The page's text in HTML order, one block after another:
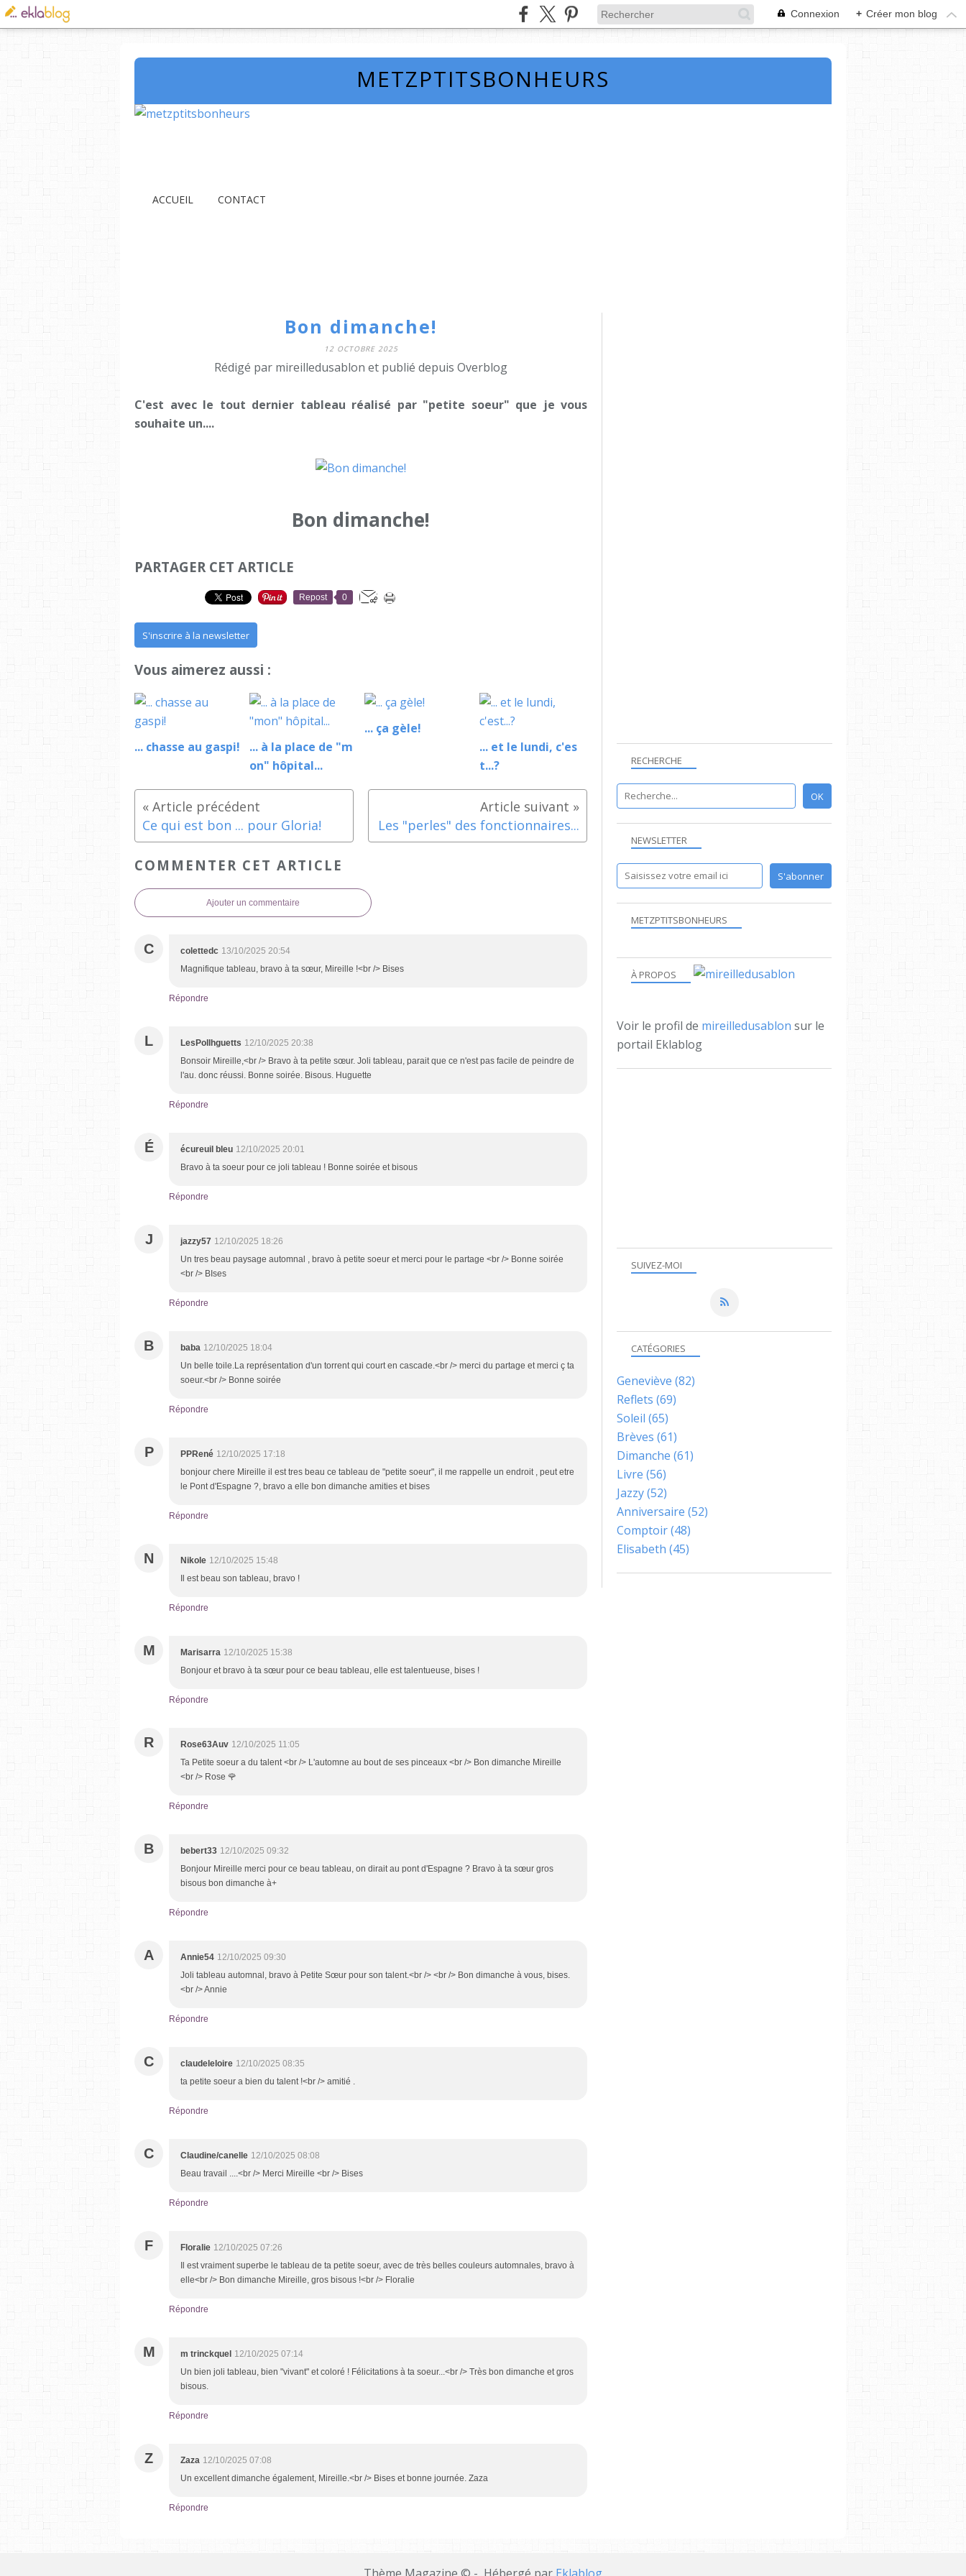
Connexion + Créer mon blog
METZPTITSBONHEURS
ACCUEIL CONTACT
Bon dimanche!
12 OCTOBRE 2025
Rédigé par mireilledusablon et publié depuis Overblog
C'est avec le tout dernier tableau réalisé par "petite soeur" que je vous
souhaite un....
Bon dimanche!
PARTAGER CET ARTICLE
Repost 0
S'inscrire à la newsletter
Vous aimerez aussi :
... chasse au gaspi!
... à la place de "m
on" hôpital...
... ça gèle!
... et le lundi, c'es
t...?
Ce qui est bon ... pour Gloria! Les "perles" des fonctionnaires...
COMMENTER CET ARTICLE
Ajouter un commentaire
C colettedc 13/10/2025 20:54
Magnifique tableau, bravo à ta sœur, Mireille !<br /> Bises
Répondre
L LesPollhguetts 12/10/2025 20:38
Bonsoir Mireille,<br /> Bravo à ta petite sœur. Joli tableau, parait que ce n'est pas facile de peindre de
l'au. donc réussi. Bonne soirée. Bisous. Huguette
Répondre
É écureuil bleu 12/10/2025 20:01
Bravo à ta soeur pour ce joli tableau ! Bonne soirée et bisous
Répondre
J jazzy57 12/10/2025 18:26
Un tres beau paysage automnal , bravo à petite soeur et merci pour le partage <br /> Bonne soirée
<br /> BIses
Répondre
B baba 12/10/2025 18:04
Un belle toile.La représentation d'un torrent qui court en cascade.<br /> merci du partage et merci ç ta
soeur.<br /> Bonne soirée
Répondre
P PPRené 12/10/2025 17:18
bonjour chere Mireille il est tres beau ce tableau de "petite soeur", il me rappelle un endroit , peut etre
le Pont d'Espagne ?, bravo a elle bon dimanche amities et bises
Répondre
N Nikole 12/10/2025 15:48
Il est beau son tableau, bravo !
Répondre
M Marisarra 12/10/2025 15:38
Bonjour et bravo à ta sœur pour ce beau tableau, elle est talentueuse, bises !
Répondre
R Rose63Auv 12/10/2025 11:05
Ta Petite soeur a du talent <br /> L'automne au bout de ses pinceaux <br /> Bon dimanche Mireille
<br /> Rose 🌹
Répondre
B bebert33 12/10/2025 09:32
Bonjour Mireille merci pour ce beau tableau, on dirait au pont d'Espagne ? Bravo à ta sœur gros
bisous bon dimanche à+
Répondre
A Annie54 12/10/2025 09:30
Joli tableau automnal, bravo à Petite Sœur pour son talent.<br /> <br /> Bon dimanche à vous, bises.
<br /> Annie
Répondre
C claudeleloire 12/10/2025 08:35
ta petite soeur a bien du talent !<br /> amitié .
Répondre
C Claudine/canelle 12/10/2025 08:08
Beau travail ....<br /> Merci Mireille <br /> Bises
Répondre
F Floralie 12/10/2025 07:26
Il est vraiment superbe le tableau de ta petite soeur, avec de très belles couleurs automnales, bravo à
elle<br /> Bon dimanche Mireille, gros bisous !<br /> Floralie
Répondre
M m trinckquel 12/10/2025 07:14
Un bien joli tableau, bien "vivant" et coloré ! Félicitations à ta soeur...<br /> Très bon dimanche et gros
bisous.
Répondre
Z Zaza 12/10/2025 07:08
Un excellent dimanche également, Mireille.<br /> Bises et bonne journée. Zaza
Répondre
NEWSLETTER
SUIVEZ-MOI
RECHERCHE
METZPTITSBONHEURS
À PROPOS
Voir le profil de mireilledusablon sur le
portail Eklablog
CATÉGORIES
Geneviève (82)
Reflets (69)
Soleil (65)
Brèves (61)
Dimanche (61)
Livre (56)
Jazzy(52)
Anniversaire (52)
Comptoir(48)
Elisabeth (45)
Thème Magazine © - Hébergé par Eklablog